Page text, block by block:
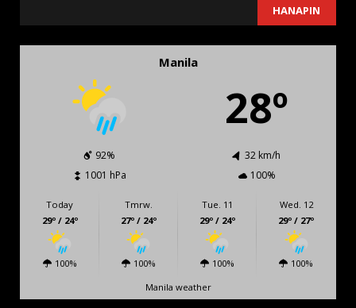
HANAPIN
Manila
28º
92%
32 km/h
1001 hPa
100%
Today
29º / 24º
100%
Tmrw.
27º / 24º
100%
Tue. 11
29º / 24º
100%
Wed. 12
29º / 27º
100%
Manila weather